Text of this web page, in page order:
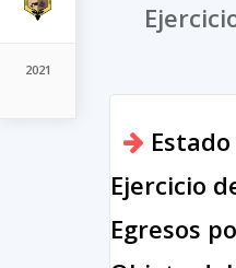
2021
Ejercicio
Ejercicio
Egresos